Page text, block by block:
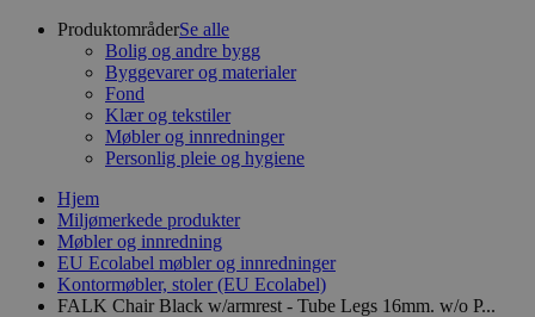
ProduktområderSe alle
Bolig og andre bygg
Byggevarer og materialer
Fond
Klær og tekstiler
Møbler og innredninger
Personlig pleie og hygiene
Hjem
Miljømerkede produkter
Møbler og innredning
EU Ecolabel møbler og innredninger
Kontormøbler, stoler (EU Ecolabel)
FALK Chair Black w/armrest - Tube Legs 16mm. w/o P...